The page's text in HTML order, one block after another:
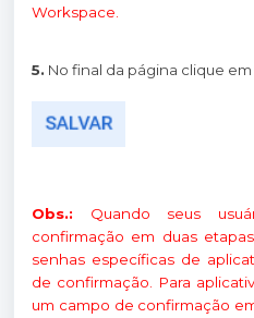
Workspace.
5. No final da página clique em
Obs.: Quando seus
confirmação em duas
senhas específicas de
de confirmação. Para
um campo de confirmação